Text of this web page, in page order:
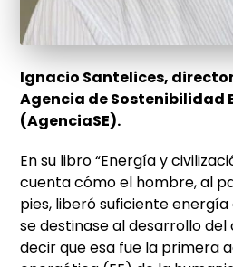
Ignacio Santelices,
Agencia de Sostenibilidad
(AgenciaSE).
En su libro “Energía y
cuenta cómo el hombre, al
pies, liberó suficiente
se destinase al desarrollo
decir que esa fue la primera